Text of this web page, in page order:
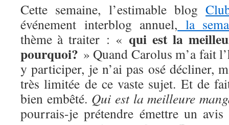
Cette semaine, l’estimable blog
événement interblog annuel, la
thème à traiter : « qui est la
pourquoi? » Quand Carolus m’a fait
y participer, je n’ai pas osé décliner,
très limitée de ce vaste sujet. Et de
bien embêté. Qui est la meilleure
pourrais-je prétendre émettre un